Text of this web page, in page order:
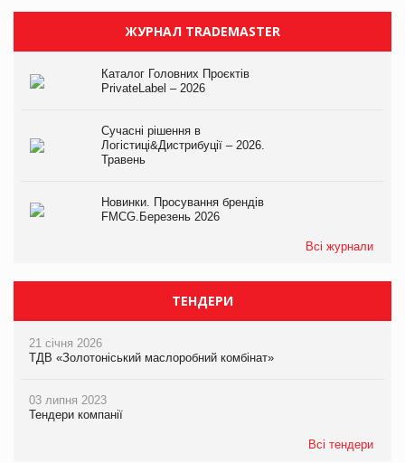
ЖУРНАЛ TRADEMASTER
Каталог Головних Проєктів
PrivateLabel – 2026
Сучасні рішення в
Логістиці&Дистрибуції – 2026.
Травень
Новинки. Просування брендів
FMCG.Березень 2026
Всі журнали
ТЕНДЕРИ
21 січня 2026
ТДВ «Золотоніський маслоробний комбінат»
03 липня 2023
Тендери компанії
Всі тендери